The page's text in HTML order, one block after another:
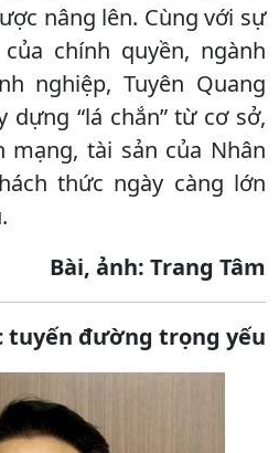
nâng lên. Cùng với sự
chính quyền, ngành
nghiệp, Tuyên Quang
“lá chắn” từ cơ sở,
mạng, tài sản của Nhân
thức ngày càng lớn
Bài, ảnh: Trang Tâm
tuyến đường trọng yếu